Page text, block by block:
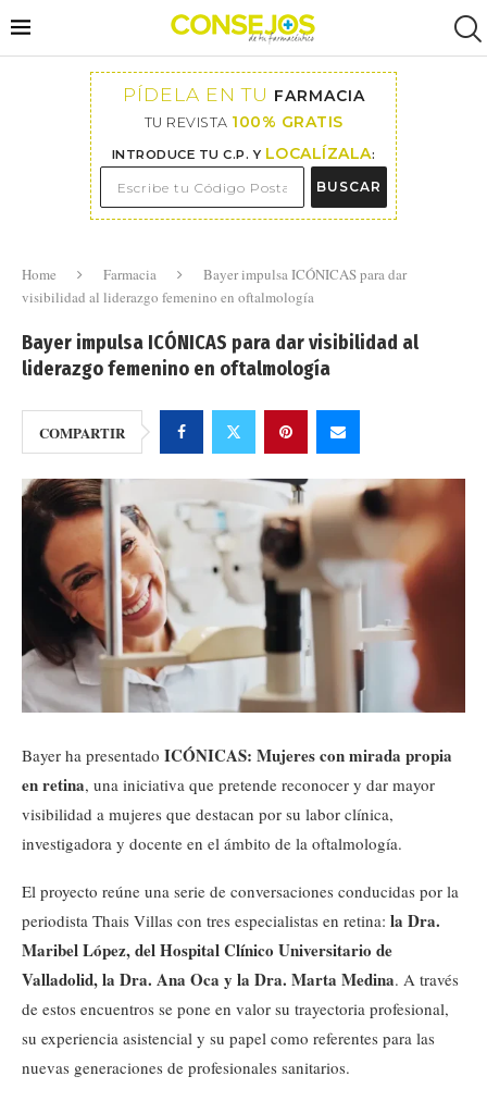
PÍDELA EN TU FARMACIA
TU REVISTA 100% GRATIS
INTRODUCE TU C.P. Y LOCALÍZALA:
BUSCAR
Home Farmacia
Bayer impulsa ICÓNICAS para dar
visibilidad al liderazgo femenino en oftalmología
Bayer impulsa ICÓNICAS para dar visibilidad al
liderazgo femenino en oftalmología
COMPARTIR
Bayer ha presentado ICÓNICAS: Mujeres con mirada propia
en retina, una iniciativa que pretende reconocer y dar mayor
visibilidad a mujeres que destacan por su labor clínica,
investigadora y docente en el ámbito de la oftalmología.
El proyecto reúne una serie de conversaciones conducidas por la
periodista Thais Villas con tres especialistas en retina: la Dra.
Maribel López, del Hospital Clínico Universitario de
Valladolid, la Dra. Ana Oca y la Dra. Marta Medina. A través
de estos encuentros se pone en valor su trayectoria profesional,
su experiencia asistencial y su papel como referentes para las
nuevas generaciones de profesionales sanitarios.